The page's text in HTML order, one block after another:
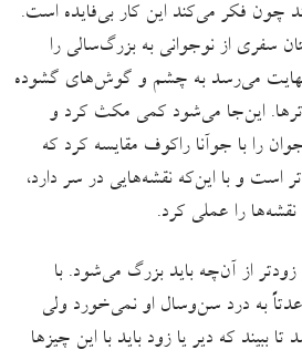
چون فکر می‌کند این کار بی‌فایده است.
سفری از نوجوانی به بزرگ‌سالی را
نهایت می‌رسد به چشم‌ و گوش‌های گشوده
این‌جا می‌شود کمی مکث کرد و
را با جوآنا راکوف مقایسه کرد که
است و با این‌که نقشه‌هایی در سر دارد،
نقشه‌ها را عملی کرد.
زودتر از آن‌چه باید بزرگ می‌شود. با
به درد سن‌وسال او نمی‌خورد ولی
ببیند که دیر یا زود باید با این چیزها